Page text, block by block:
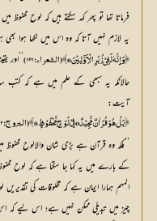
فرماتا تھا تو پھر کہہ سکتے ہیں کہ لوح
یہ لازم نہیں آتا کہ وہ اس میں لکھا ہوا
﴿وَاِِنَّہٗ لَفِیْ زُبُرِ الْاَوَّلِیْنَo﴾ (الشعراء:۱۹۶)
’’اور
حالانکہ یہ سبھی کے علم میں ہے کہ کتب
آیت:
﴿بَلْ ہُوَ قُرْاٰنٌ مَّجِیْدٌ o فِیْ لَوْحٍ مَّحْفُوْظٍ o﴾ (البروج:۲۲۔۲۱)
’’بلکہ وہ قرآن ہے بڑی شان والالوح محفوظ
کے بارے میں یہ کہا جا سکتا ہے کہ لوح
المہم ہمارا ایمان ہے کہ مخلوقات کی
چیز میں تبدیلی ممکن نہیں ہے؛ اس لیے